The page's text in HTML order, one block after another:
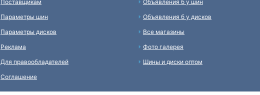
Поставщикам
Параметры шин
Параметры дисков
Реклама
Для правообладателей
Соглашение
Объявления б у шин
Объявления б у дисков
Все магазины
Фото галерея
Шины и диски оптом